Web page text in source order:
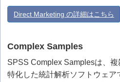
Direct Marketing の詳細はこちら
Complex Samples
SPSS Complex Samplesは、
特化した統計解析ソフトウェア